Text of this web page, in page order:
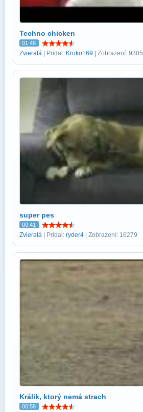
Techno chicken
01:48
Zvieratá | Pridal: Kroko169 | Zobrazení: 9305
super pes
00:41
Zvieratá | Pridal: ryder4 | Zobrazení: 16279
Králik, ktorý nemá strach
00:58